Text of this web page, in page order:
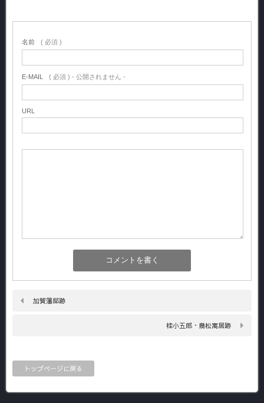
名前 ( 必須 )
E-MAIL ( 必須 ) - 公開されません -
URL
加賀藩邸跡
桂小五郎・幾松寓居跡
トップページに戻る